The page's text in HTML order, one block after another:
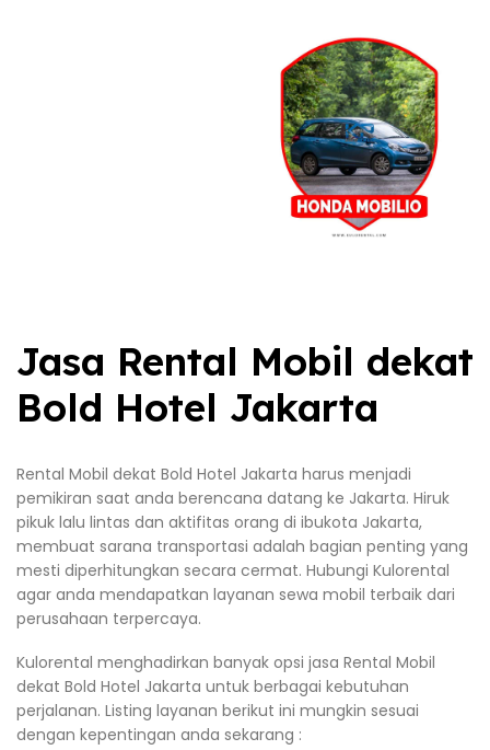
Jasa Rental Mobil dekat
Bold Hotel Jakarta
Rental Mobil dekat Bold Hotel Jakarta harus menjadi
pemikiran saat anda berencana datang ke Jakarta. Hiruk
pikuk lalu lintas dan aktifitas orang di ibukota Jakarta,
membuat sarana transportasi adalah bagian penting yang
mesti diperhitungkan secara cermat. Hubungi Kulorental
agar anda mendapatkan layanan sewa mobil terbaik dari
perusahaan terpercaya.
Kulorental menghadirkan banyak opsi jasa Rental Mobil
dekat Bold Hotel Jakarta untuk berbagai kebutuhan
perjalanan. Listing layanan berikut ini mungkin sesuai
dengan kepentingan anda sekarang :